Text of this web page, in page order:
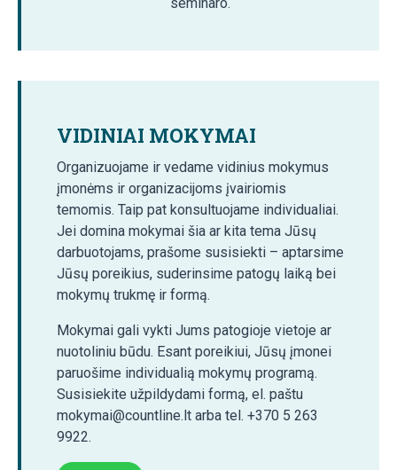
VIDINIAI MOKYMAI
Organizuojame ir vedame vidinius mokymus
įmonėms ir organizacijoms įvairiomis
temomis. Taip pat konsultuojame individualiai.
Jei domina mokymai šia ar kita tema Jūsų
darbuotojams, prašome susisiekti – aptarsime
Jūsų poreikius, suderinsime patogų laiką bei
mokymų trukmę ir formą.
Mokymai gali vykti Jums patogioje vietoje ar
nuotoliniu būdu. Esant poreikiui, Jūsų įmonei
paruošime individualią mokymų programą.
Susisiekite užpildydami formą, el. paštu
mokymai@countline.lt arba tel. +370 5 263
9922.